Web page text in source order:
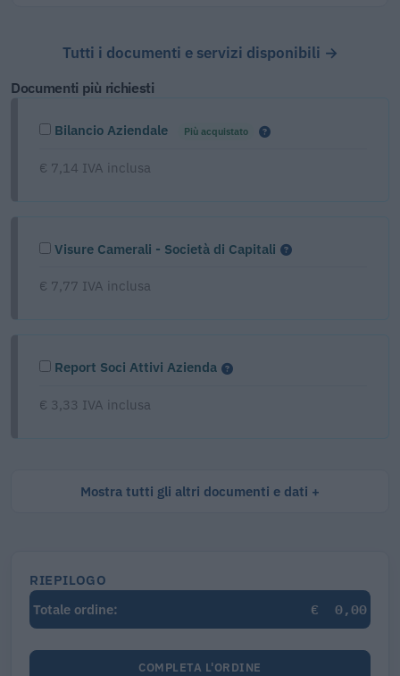
Tutti i documenti e servizi disponibili →
Documenti più richiesti
Bilancio Aziendale Più acquistato
€ 7,14 IVA inclusa
Visure Camerali - Società di Capitali
€ 7,77 IVA inclusa
Report Soci Attivi Azienda
€ 3,33 IVA inclusa
Mostra tutti gli altri documenti e dati
RIEPILOGO
Totale ordine:
€ 0,00
COMPLETA L'ORDINE